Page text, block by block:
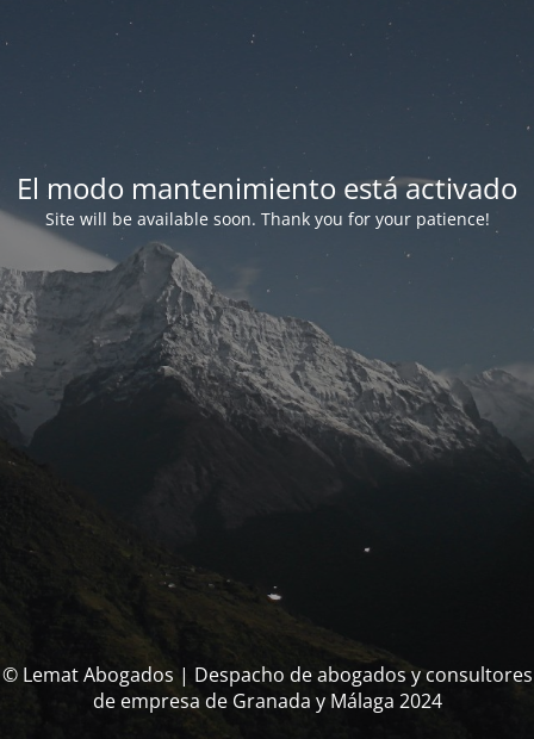
El modo mantenimiento está activado
Site will be available soon. Thank you for your patience!
© Lemat Abogados | Despacho de abogados y consultores
de empresa de Granada y Málaga 2024